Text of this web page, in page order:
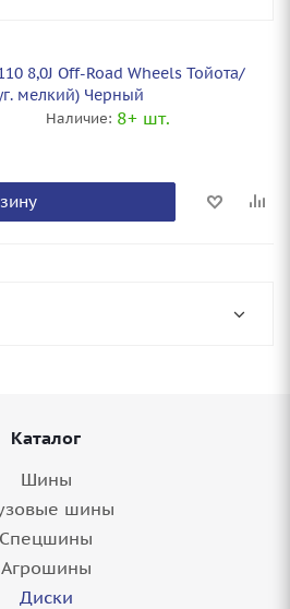
8,0J Off-Road Wheels Тойота/
мелкий) Черный
Наличие: 8+ шт.
Каталог
Шины
шины
Спецшины
Агрошины
Диски